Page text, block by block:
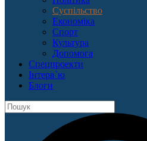
Суспільство
Економіка
Спорт
Культура
Допомога
Спецпроекти
Інтерв`ю
Блоги